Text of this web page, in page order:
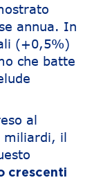
annua. In
(+0,5%)
che batte
al
miliardi, il
crescenti